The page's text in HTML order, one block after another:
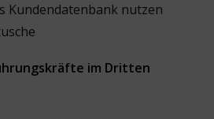
Kundendatenbank nutzen
im Dritten